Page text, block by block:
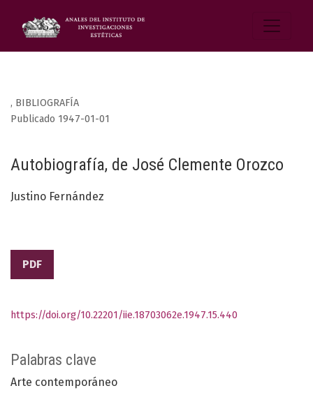
, BIBLIOGRAFÍA
Autobiografía, de José Clemente Orozco
Publicado 1947-01-01
Justino Fernández
PDF
Palabras clave
Arte contemporáneo
https://doi.org/10.22201/iie.18703062e.1947.15.440